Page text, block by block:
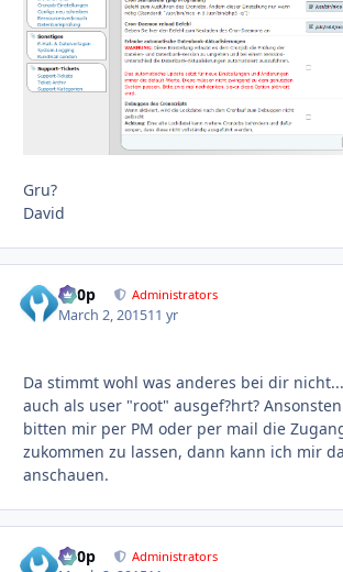
Gru?
David
d00p Administrators
March 2, 201511 yr
Da stimmt wohl was anderes bei dir
auch als user "root" ausgef?hrt?
bitten mir per PM oder per mail die
zukommen zu lassen, dann kann ich mir
anschauen.
d00p Administrators